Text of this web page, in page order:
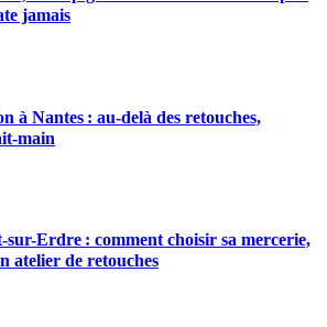
jamais
à Nantes : au-delà des retouches,
main
Erdre : comment choisir sa mercerie,
atelier de retouches